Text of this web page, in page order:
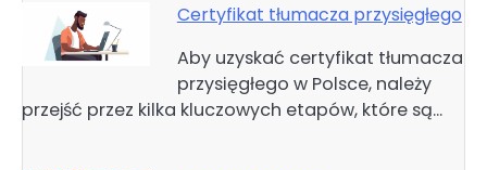
Certyfikat tłumacza przysięgłego
Aby uzyskać certyfikat tłumacza
przysięgłego w Polsce, należy
przejść przez kilka kluczowych etapów, które są…